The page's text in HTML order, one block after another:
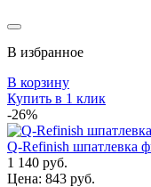
В избранное
В корзину
Купить в 1 клик
-26%
Q-Refinish шпатлевка
1 140 руб.
Цена: 843 руб.